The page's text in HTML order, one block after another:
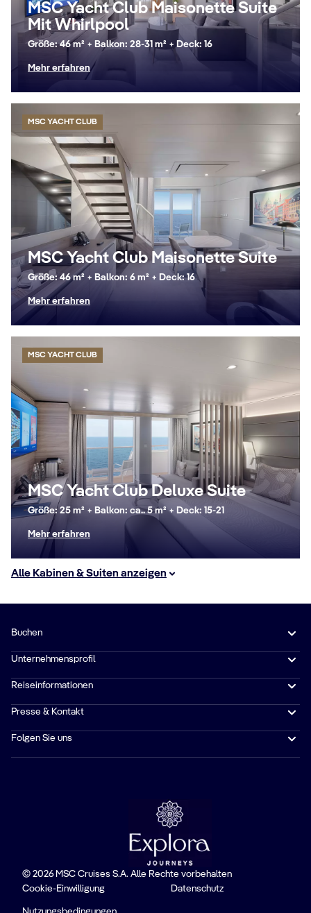
MSC Yacht Club Maisonette Suite
Mit Whirlpool
Größe: 46 m² + Balkon: 28-31 m² + Deck: 16
Mehr erfahren
MSC YACHT CLUB
MSC Yacht Club Maisonette Suite
Größe: 46 m² + Balkon: 6 m² + Deck: 16
Mehr erfahren
MSC YACHT CLUB
MSC Yacht Club Deluxe Suite
Größe: 25 m² + Balkon: ca.. 5 m² + Deck: 15-21
Mehr erfahren
Alle Kabinen & Suiten anzeigen
Buchen
Unternehmensprofil
Reiseinformationen
Presse & Kontakt
Folgen Sie uns
© 2026 MSC Cruises S.A. Alle Rechte vorbehalten
Cookie-Einwilligung
Datenschutz